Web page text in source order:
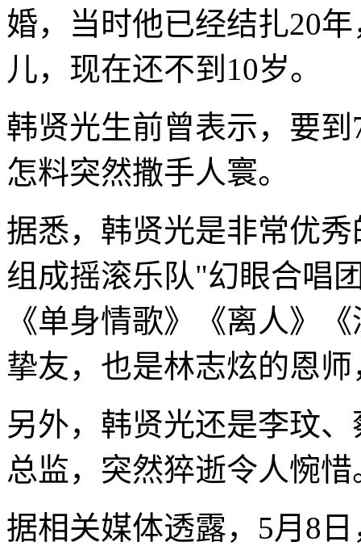
婚，当时他已经结扎20
儿，现在还不到10岁。
韩贤光生前曾表示，要
怎料突然撒手人寰。
据悉，韩贤光是非常优
组成摇滚乐队"幻眼合唱
《单身情歌》《离人》
挚友，也是林志炫的恩
另外，韩贤光还是李玟
总监，突然猝逝令人惋惜
据相关媒体透露，5月8